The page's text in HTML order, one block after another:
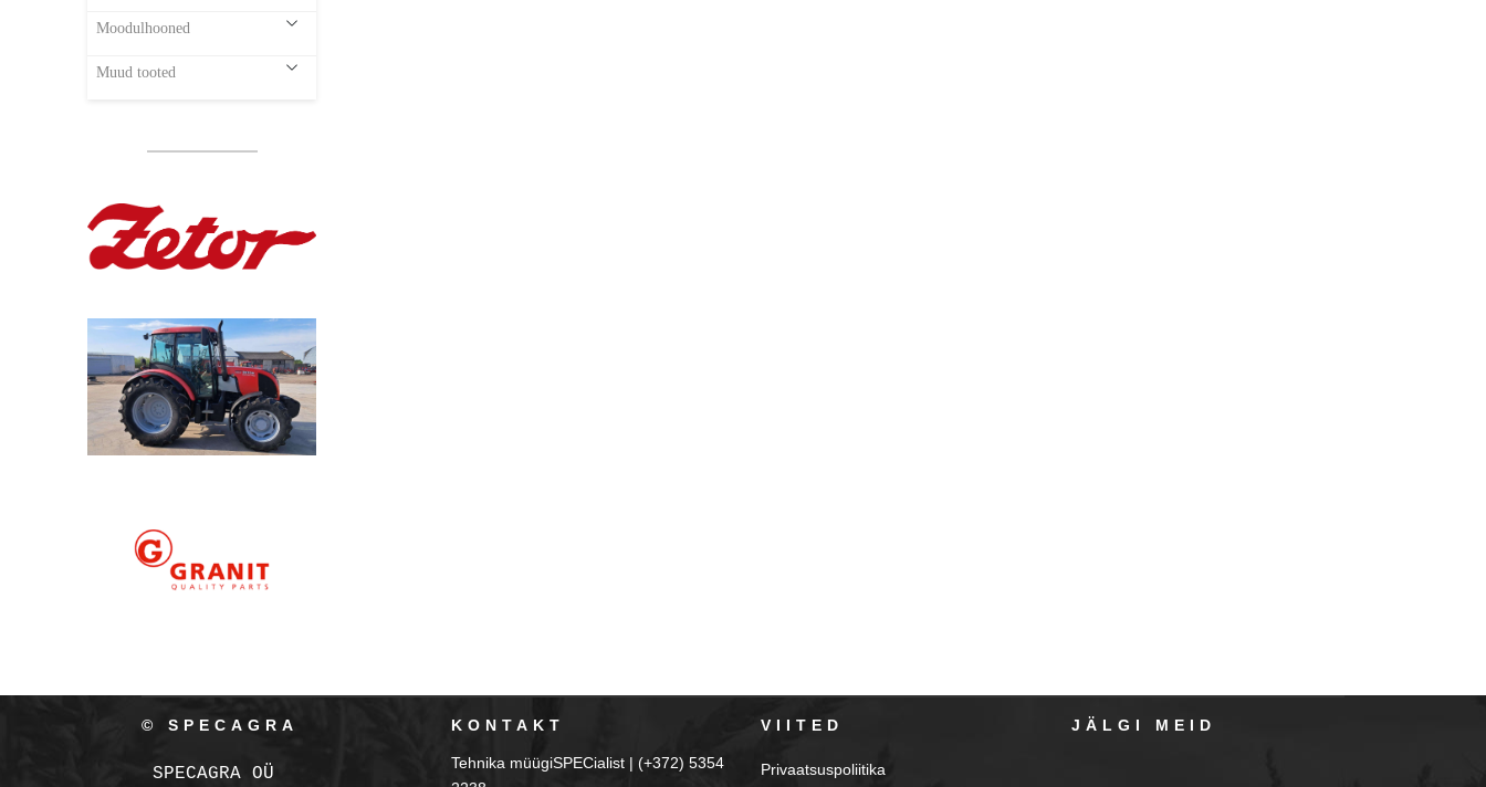
Moodulhooned
Muud tooted
© SPECAGRA
SPECAGRA OÜ
KONTAKT
Tehnika müügiSPECialist | (+372) 5354
VIITED
Privaatsuspoliitika
JÄLGI MEID